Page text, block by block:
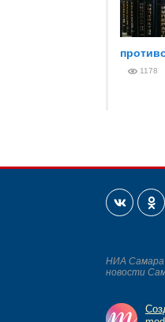
1178
НИА Самара
новости